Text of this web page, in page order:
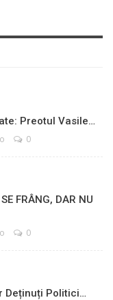
Preotul Vasile…
0
FRÂNG, DAR NU
0
Deținuți Politici…